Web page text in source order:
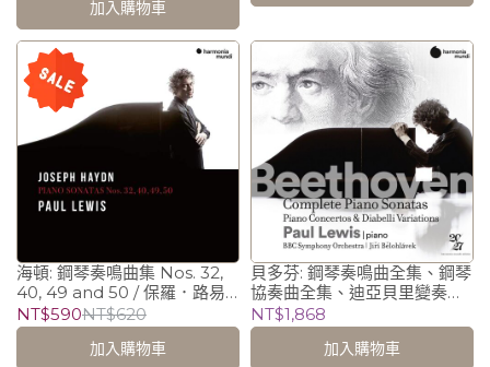
加入購物車
海頓: 鋼琴奏鳴曲集 Nos. 32,
40, 49 and 50 / 保羅．路易
斯 Paul Lewis (piano)
NT$590NT$620
加入購物車
貝多芬: 鋼琴奏鳴曲全集、鋼琴
協奏曲全集、迪亞貝里變奏曲
(14CD)/保羅．路易斯 Paul
Lewis (piano)
NT$1,868
加入購物車